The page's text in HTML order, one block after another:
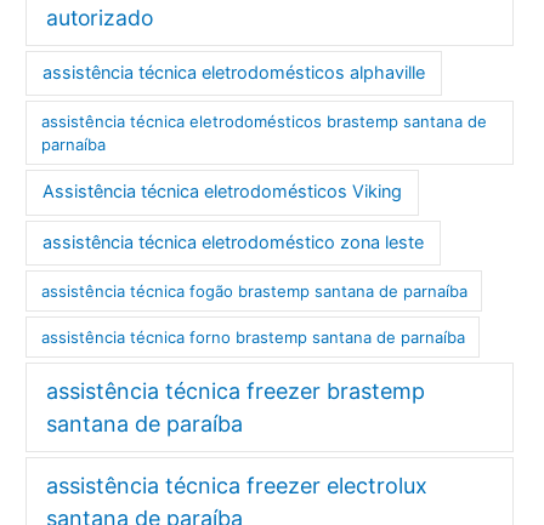
autorizado
assistência técnica eletrodomésticos alphaville
assistência técnica eletrodomésticos brastemp santana de
parnaíba
Assistência técnica eletrodomésticos Viking
assistência técnica eletrodoméstico zona leste
assistência técnica fogão brastemp santana de parnaíba
assistência técnica forno brastemp santana de parnaíba
assistência técnica freezer brastemp
santana de paraíba
assistência técnica freezer electrolux
santana de paraíba